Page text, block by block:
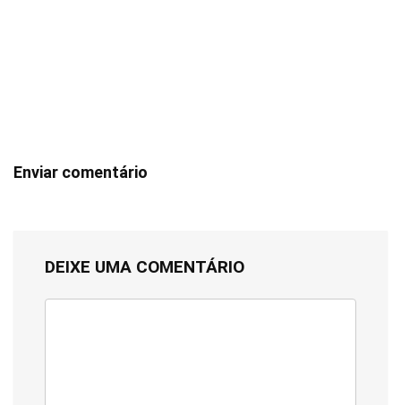
Enviar comentário
DEIXE UMA COMENTÁRIO